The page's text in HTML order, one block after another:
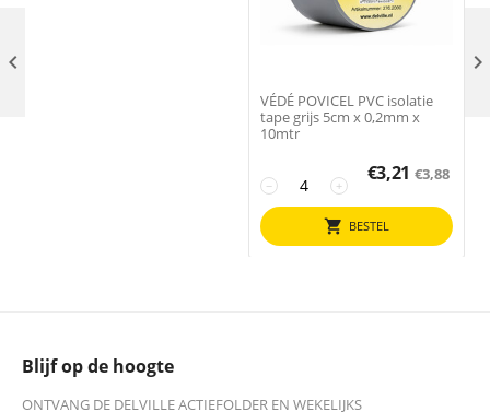
VÉDÉ POVICEL PVC isolatie
tape grijs 5cm x 0,2mm x
10mtr
+
−
€3,21 €3,88
BESTEL
 
Blijf op de hoogte
ONTVANG DE DELVILLE ACTIEFOLDER EN WEKELIJKS